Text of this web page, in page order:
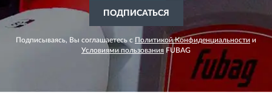
ПОДПИСАТЬСЯ
Подписываясь, Вы соглашаетесь с Политикой Конфиденциальности и
Условиями пользования FUBAG